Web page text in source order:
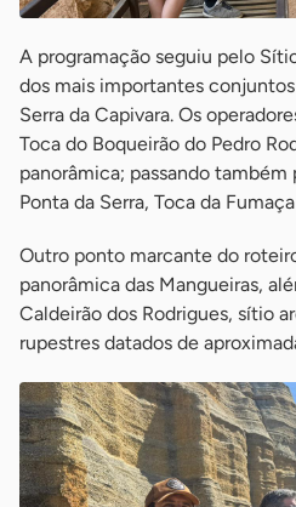
A programação seguiu pelo
dos mais importantes
Serra da Capivara. Os
Toca do Boqueirão do Pedro
panorâmica; passando
Ponta da Serra, Toca da
Outro ponto marcante do
panorâmica das Mangueiras,
Caldeirão dos Rodrigues, sítio
rupestres datados de